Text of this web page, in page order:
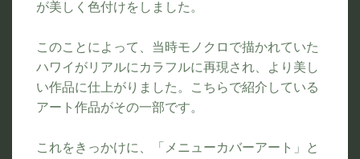
が美しく色付けをしました。
このことによって、当時モノクロで描かれていた
ハワイがリアルにカラフルに再現され、より美し
い作品に仕上がりました。こちらで紹介している
アート作品がその一部です。
これをきっかけに、「メニューカバーアート」と